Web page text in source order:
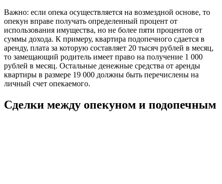
Важно: если опека осуществляется на возмездной основе, то
опекун вправе получать определенный процент от
использования имущества, но не более пяти процентов от
суммы дохода. К примеру, квартира подопечного сдается в
аренду, плата за которую составляет 20 тысяч рублей в месяц,
то замещающий родитель имеет право на получение 1 000
рублей в месяц. Остальные денежные средства от аренды
квартиры в размере 19 000 должны быть перечислены на
личный счет опекаемого.
Сделки между опекуном и подопечным